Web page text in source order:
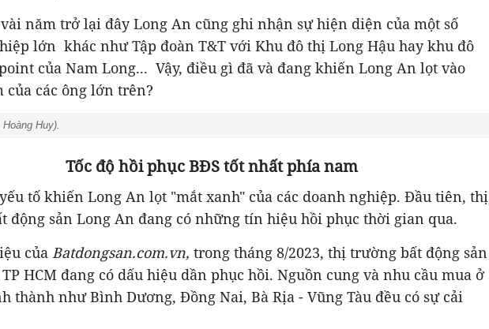
năm trở lại đây Long An cũng ghi nhận sự hiện diện của một số
lớn khác như Tập đoàn T&T với Khu đô thị Long Hậu hay khu đô
của Nam Long... Vậy, điều gì đã và đang khiến Long An lọt vào
của các ông lớn trên?
Huy).
Tốc độ hồi phục BĐS tốt nhất phía nam
tố khiến Long An lọt "mắt xanh" của các doanh nghiệp. Đầu tiên, thị
động sản Long An đang có những tín hiệu hồi phục thời gian qua.
của Batdongsan.com.vn, trong tháng 8/2023, thị trường bất động sản
HCM đang có dấu hiệu dần phục hồi. Nguồn cung và nhu cầu mua ở
thành như Bình Dương, Đồng Nai, Bà Rịa - Vũng Tàu đều có sự cải